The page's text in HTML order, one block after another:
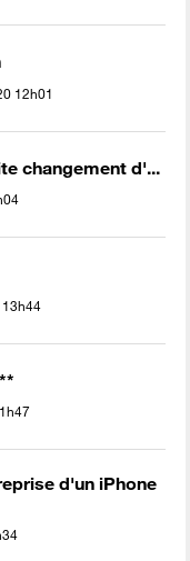
12h01
changement d'...
13h44
d'un iPhone